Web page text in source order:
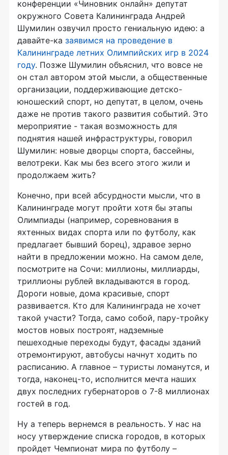
конференции «Чиновник онлайн» депутат
окружного Совета Калининграда Андрей
Шумилин озвучил просто гениальную идею: а
давайте-ка заявимся на проведение в
Калининграде летних Олимпийских игр в 2024
году. Позже Шумилин объяснил, что вовсе не
он стал автором этой мысли, а общественные
организации, поддерживающие детско-
юношеский спорт, но депутат, в целом, очень
даже не против такого развития событий. Это
мероприятие - такая возможность для
поднятия нашей инфраструктуры, говорил
Шумилин: новые дворцы спорта, бассейны,
велотреки. Как мы без всего этого жили и
продолжаем жить?
Конечно, при всей абсурдности мысли, что в
Калининграде могут пройти хотя бы этапы
Олимпиады (например, соревнования в
яхтенных видах спорта или по футболу, как
предлагает бывший борец), здравое зерно
найти в предложении можно. На самом деле,
посмотрите на Сочи: миллионы, миллиарды,
триллионы рублей вкладываются в город.
Дороги новые, дома красивые, спорт
развивается. Кто для Калининграда не хочет
такой участи? Тогда, само собой, пару-тройку
мостов новых построят, надземные
пешеходные переходы будут, фасады зданий
отремонтируют, автобусы начнут ходить по
расписанию. А главное – туристы ломанутся, и
тогда, наконец-то, исполнится мечта наших
двух последних губернаторов о 7-8 миллионах
гостей в год.
Ну а теперь вернемся в реальность. У нас на
носу утверждение списка городов, в которых
пройдет Чемпионат мира по футболу –